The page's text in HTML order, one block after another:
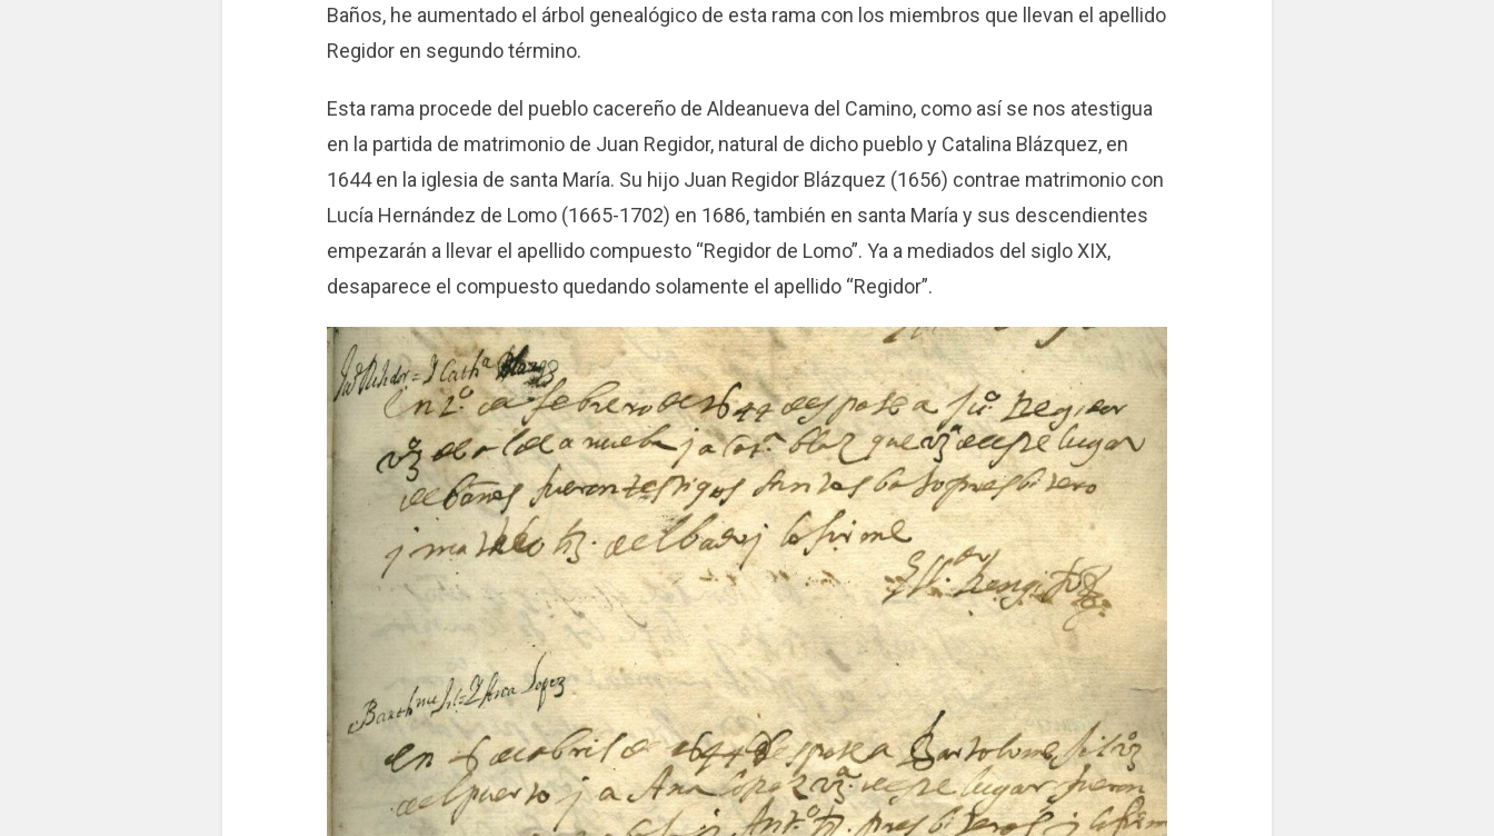
Baños, he aumentado el árbol genealógico de esta rama con los miembros que llevan el apellido
Regidor en segundo término.
Esta rama procede del pueblo cacereño de Aldeanueva del Camino, como así se nos atestigua
en la partida de matrimonio de Juan Regidor, natural de dicho pueblo y Catalina Blázquez, en
1644 en la iglesia de santa María. Su hijo Juan Regidor Blázquez (1656) contrae matrimonio con
Lucía Hernández de Lomo (1665-1702) en 1686, también en santa María y sus descendientes
empezarán a llevar el apellido compuesto “Regidor de Lomo”. Ya a mediados del siglo XIX,
desaparece el compuesto quedando solamente el apellido “Regidor”.